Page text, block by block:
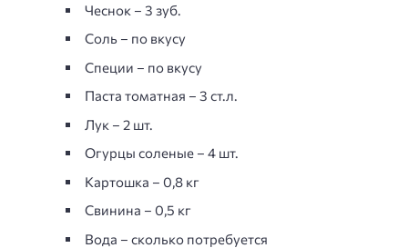
Чеснок – 3 зуб.
Соль – по вкусу
Специи – по вкусу
Паста томатная – 3 ст.л.
Лук – 2 шт.
Огурцы соленые – 4 шт.
Картошка – 0,8 кг
Свинина – 0,5 кг
Вода – сколько потребуется